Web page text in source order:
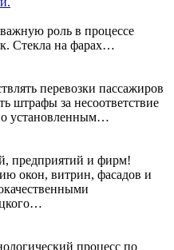
роль в процессе
Стекла на фарах…
перевозки пассажиров
штрафы за несоответствие
установленным…
предприятий и фирм!
окон, витрин, фасадов и
процесс по